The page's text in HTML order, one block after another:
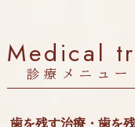
Medical
診療メニュー
歯を残す治療・歯を